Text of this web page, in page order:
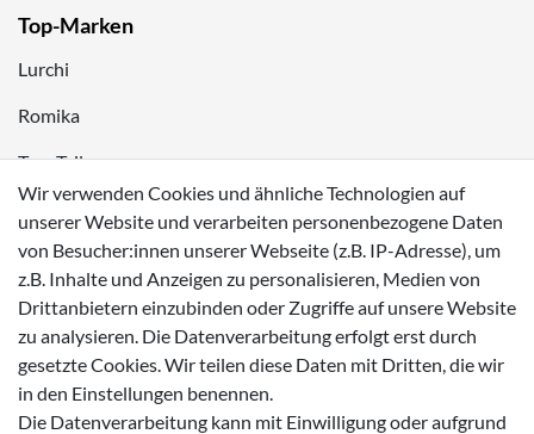
Top-Marken
Lurchi
Romika
Tom Tailor
Zahlungsmöglichkeiten
Versanddienstleister
Wir verwenden Cookies und ähnliche Technologien auf
unserer Website und verarbeiten personenbezogene Daten
von Besucher:innen unserer Webseite (z.B. IP-Adresse), um
z.B. Inhalte und Anzeigen zu personalisieren, Medien von
Drittanbietern einzubinden oder Zugriffe auf unsere Website
zu analysieren. Die Datenverarbeitung erfolgt erst durch
gesetzte Cookies. Wir teilen diese Daten mit Dritten, die wir
in den Einstellungen benennen.
Die Datenverarbeitung kann mit Einwilligung oder aufgrund